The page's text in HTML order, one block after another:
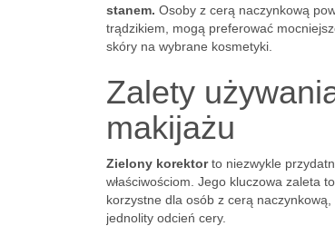
stanem. Osoby z cerą naczynkową
trądzikiem, mogą preferować
skóry na wybrane kosmetyki.
Zalety
makijażu
Zielony korektorto niezwykle
właściwościom. Jego kluczowa zaleta
korzystne dla osób z cerą
jednolity odcień cery.